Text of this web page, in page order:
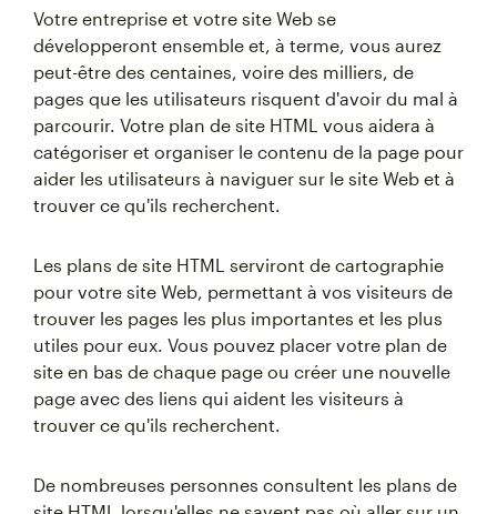
Votre entreprise et votre site Web se
développeront ensemble et, à terme, vous aurez
peut-être des centaines, voire des milliers, de
pages que les utilisateurs risquent d'avoir du mal à
parcourir. Votre plan de site HTML vous aidera à
catégoriser et organiser le contenu de la page pour
aider les utilisateurs à naviguer sur le site Web et à
trouver ce qu'ils recherchent.
Les plans de site HTML serviront de cartographie
pour votre site Web, permettant à vos visiteurs de
trouver les pages les plus importantes et les plus
utiles pour eux. Vous pouvez placer votre plan de
site en bas de chaque page ou créer une nouvelle
page avec des liens qui aident les visiteurs à
trouver ce qu'ils recherchent.
De nombreuses personnes consultent les plans de